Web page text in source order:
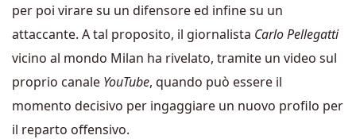
per poi virare su un difensore ed infine su un
attaccante. A tal proposito, il giornalista Carlo Pellegatti
vicino al mondo Milan ha rivelato, tramite un video sul
proprio canale YouTube, quando può essere il
momento decisivo per ingaggiare un nuovo profilo per
il reparto offensivo.